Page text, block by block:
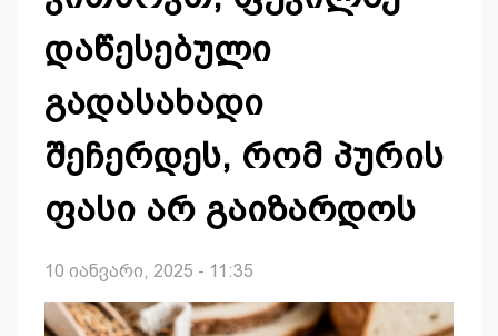
დაწესებული
გადასახადი
შეჩერდეს, რომ პურის
ფასი არ გაიზარდოს
10 იანვარი, 2025 - 11:35